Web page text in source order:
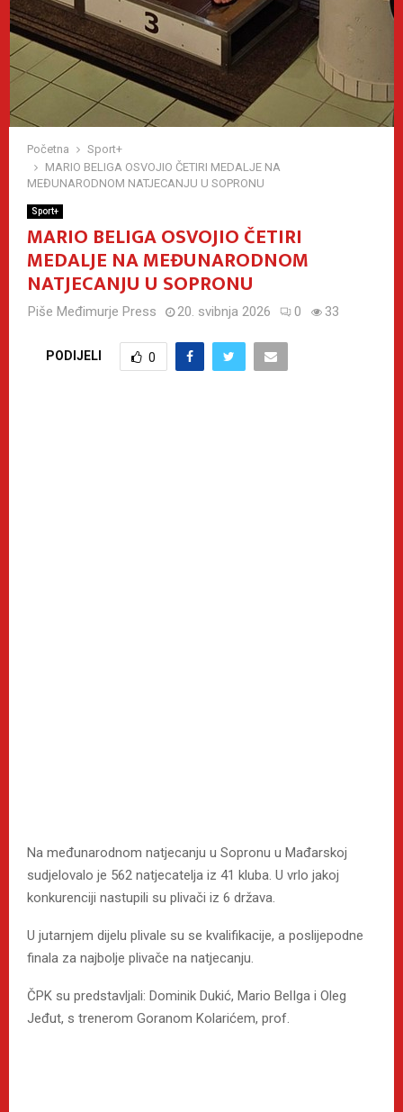
Početna
Sport+
MARIO BELIGA OSVOJIO ČETIRI MEDALJE NA
MEĐUNARODNOM NATJECANJU U SOPRONU
Sport+
MARIO BELIGA OSVOJIO ČETIRI
MEDALJE NA MEĐUNARODNOM
NATJECANJU U SOPRONU
Piše Međimurje Press 20. svibnja 2026 0 33
PODIJELI 0
Na međunarodnom natjecanju u Sopronu u Mađarskoj
sudjelovalo je 562 natjecatelja iz 41 kluba. U vrlo jakoj
konkurenciji nastupili su plivači iz 6 država.
U jutarnjem dijelu plivale su se kvalifikacije, a poslijepodne
finala za najbolje plivače na natjecanju.
ČPK su predstavljali: Dominik Dukić, Mario BelIga i Oleg
Jeđut, s trenerom Goranom Kolarićem, prof.